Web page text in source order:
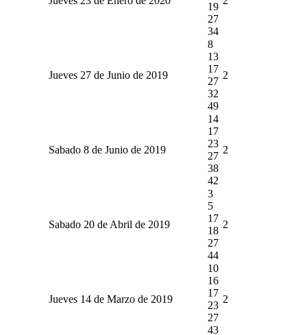
19
27
34
Jueves 27 de Junio de 2019
8
13
17
27
32
49
2
Sabado 8 de Junio de 2019
14
17
23
27
38
42
2
Sabado 20 de Abril de 2019
3
5
17
18
27
44
2
Jueves 14 de Marzo de 2019
10
16
17
23
27
43
2